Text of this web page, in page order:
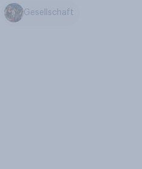
Gesellschaft